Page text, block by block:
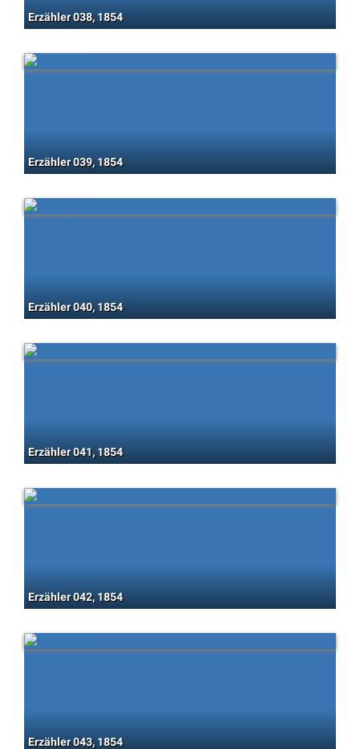
Erzähler 038, 1854
Erzähler 039, 1854
Erzähler 040, 1854
Erzähler 041, 1854
Erzähler 042, 1854
Erzähler 043, 1854